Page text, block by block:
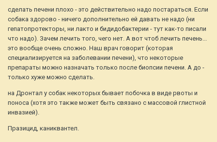
сделать печени плохо - это действительно надо постараться. Если
собака здорово - ничего дополнительно ей давать не надо (ни
гепатопротекторы, ни лакто и бидидобактерии - тут как-то писали
что надо). Зачем лечить того, чего нет. А вот чтоб лечить печень...
это вообще очень сложно. Наш врач говорит (которая
специализируется на заболевании печени), что некоторые
препараты можно назначать только после биопсии печени. А до -
только хуже можно сделать.
на Дронтал у собак некоторых бывает побочка в виде рвоты и
поноса (хотя это также может быть связано с массовой глистной
инвазией).
Празицид, каниквантел.